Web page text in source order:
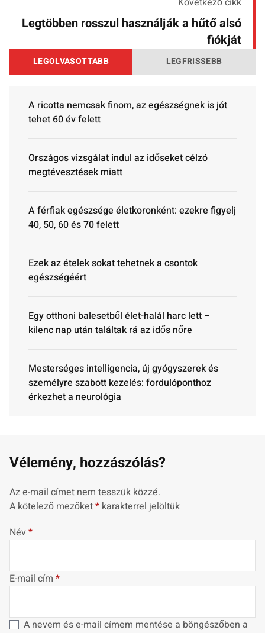
Legtöbben rosszul használják a hűtő alsó
fiókját
LEGOLVASOTTABB LEGFRISSEBB
A ricotta nemcsak finom, az egészségnek is jót
tehet 60 év felett
Országos vizsgálat indul az időseket célzó
megtévesztések miatt
A férfiak egészsége életkoronként: ezekre figyelj
40, 50, 60 és 70 felett
Ezek az ételek sokat tehetnek a csontok
egészségéért
Egy otthoni balesetből élet-halál harc lett –
kilenc nap után találtak rá az idős nőre
Mesterséges intelligencia, új gyógyszerek és
személyre szabott kezelés: fordulóponthoz
érkezhet a neurológia
Vélemény, hozzászólás?
Az e-mail címet nem tesszük közzé.
A kötelező mezőket* karakterrel jelöltük
Név*
E-mail cím *
A nevem és e-mail címem mentése a böngészőben a